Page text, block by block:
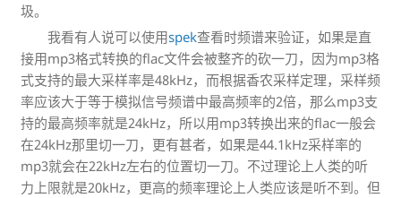
圾。
我看有人说可以使用spek查看时频谱来验证，如果是直
接用mp3格式转换的flac文件会被整齐的砍一刀，因为mp3格
式支持的最大采样率是48kHz，而根据香农采样定理，采样频
率应该大于等于模拟信号频谱中最高频率的2倍，那么mp3支
持的最高频率就是24kHz，所以用mp3转换出来的flac一般会
在24kHz那里切一刀，更有甚者，如果是44.1kHz采样率的
mp3就会在22kHz左右的位置切一刀。不过理论上人类的听
力上限就是20kHz，更高的频率理论上人类应该是听不到。但